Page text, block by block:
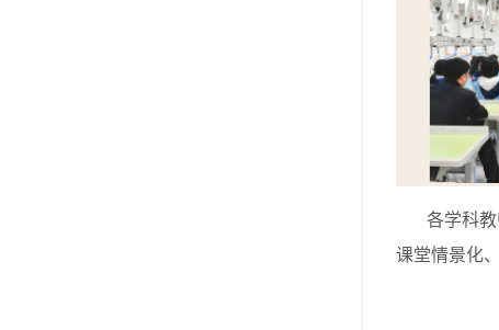
各学科教
课堂情景化